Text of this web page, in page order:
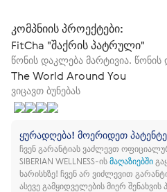
კომპნიის პროექტები:
FitCha "შაქრის პატრული"
წონის დაკლება მარტივია.
The World Around You
ვიცავთ ბუნებას
ყურადღება! მოერიდეთ
ჩვენ გარანტიას ვაძლევთ
SIBERIAN WELLNESS-ისმაღაზიებში
ხარისხზე! ჩვენ არ ვიძლევით
ასევე გამყიდველების მიერ